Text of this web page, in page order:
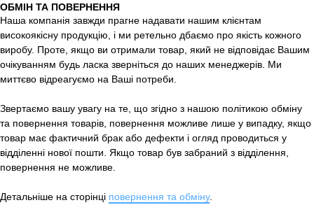
ОБМІН ТА ПОВЕРНЕННЯ
Наша компанія завжди прагне надавати нашим клієнтам
високоякісну продукцію, і ми ретельно дбаємо про якість кожного
виробу. Проте, якщо ви отримали товар, який не відповідає Вашим
очікуванням будь ласка зверніться до наших менеджерів. Ми
миттєво відреагуємо на Ваші потреби.
Звертаємо вашу увагу на те, що згідно з нашою політикою обміну
та повернення товарів, повернення можливе лише у випадку, якщо
товар має фактичний брак або дефекти і огляд проводиться у
відділенні нової пошти. Якщо товар був забраний з відділення,
повернення не можливе.
Детальніше на сторінці повернення та обміну.